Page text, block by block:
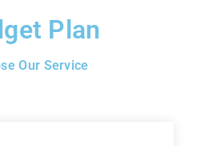
Plan
Our Service